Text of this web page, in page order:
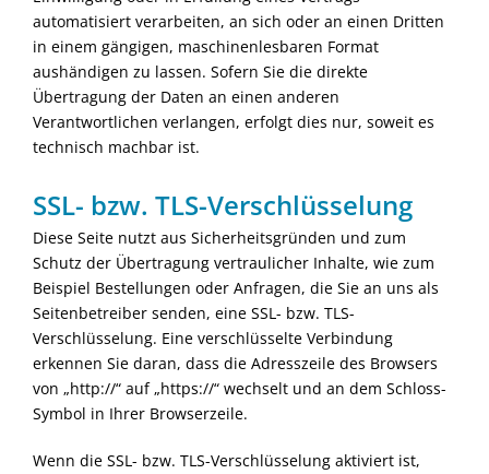
automatisiert verarbeiten, an sich oder an einen Dritten
in einem gängigen, maschinenlesbaren Format
aushändigen zu lassen. Sofern Sie die direkte
Übertragung der Daten an einen anderen
Verantwortlichen verlangen, erfolgt dies nur, soweit es
technisch machbar ist.
SSL- bzw. TLS-Verschlüsselung
Diese Seite nutzt aus Sicherheitsgründen und zum
Schutz der Übertragung vertraulicher Inhalte, wie zum
Beispiel Bestellungen oder Anfragen, die Sie an uns als
Seitenbetreiber senden, eine SSL- bzw. TLS-
Verschlüsselung. Eine verschlüsselte Verbindung
erkennen Sie daran, dass die Adresszeile des Browsers
von „http://“ auf „https://“ wechselt und an dem Schloss-
Symbol in Ihrer Browserzeile.
Wenn die SSL- bzw. TLS-Verschlüsselung aktiviert ist,